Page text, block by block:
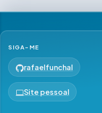
SIGA-ME
rafaelfunchal
Site pessoal